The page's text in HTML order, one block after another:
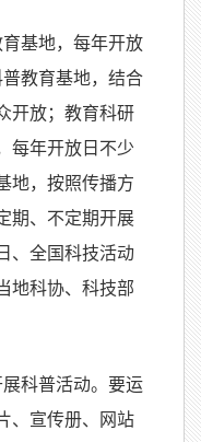
基地，每年开放
教育基地，结合
开放；教育科研
每年开放日不少
地，按照传播方
期、不定期开展
、全国科技活动
地科协、科技部
科普活动。要运
、宣传册、网站